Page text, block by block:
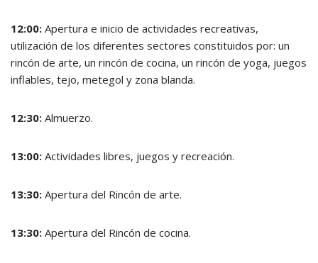
12:00: Apertura e inicio de actividades recreativas,
utilización de los diferentes sectores constituidos por: un
rincón de arte, un rincón de cocina, un rincón de yoga, juegos
inflables, tejo, metegol y zona blanda.
12:30: Almuerzo.
13:00: Actividades libres, juegos y recreación.
13:30: Apertura del Rincón de arte.
13:30: Apertura del Rincón de cocina.